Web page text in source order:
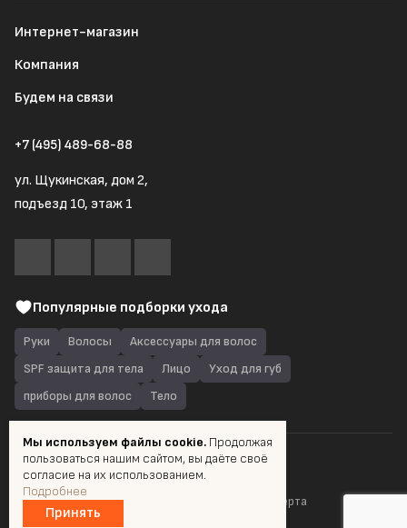
Интернет-магазин
Компания
Будем на связи
+7 (495) 489-68-88
ул. Щукинская, дом 2,
подъезд 10, этаж 1
Популярные подборки ухода
Руки Волосы
Аксессуары для волос
SPF защита для тела
Лицо
Уход для губ
приборы для волос
Тело
© 2026 Quantum Shop.ru
Пользовательское соглашение
Публичная оферта
Мы используем файлы cookie. Продолжая
пользоваться нашим сайтом, вы даёте своё
согласие на их использованием.
Подробнее
Принять